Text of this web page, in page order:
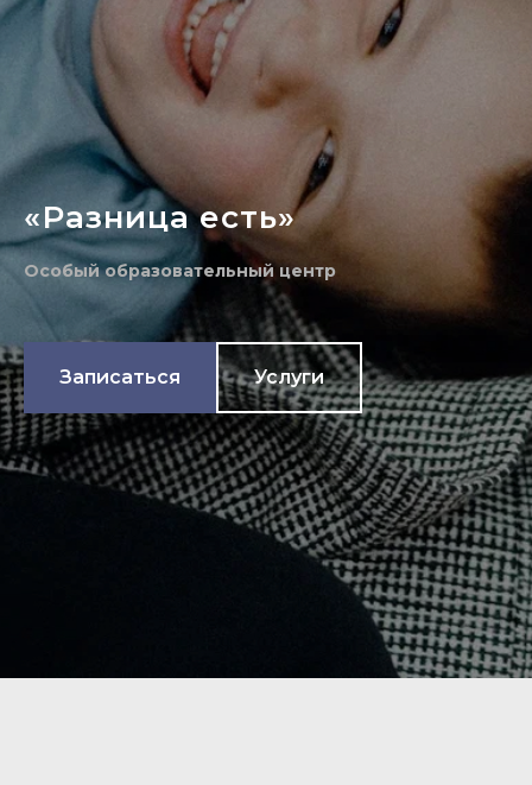
«Разница есть»
Особый образовательный центр
Записаться Услуги